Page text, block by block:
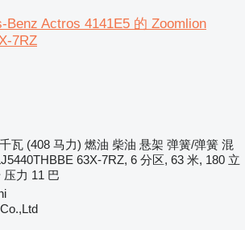
Benz Actros 4141E5 的 Zoomlion
7RZ
瓦 (408 马力) 燃油 柴油 悬架 弹簧/弹簧 混
63X-7RZ, 6 分区, 63 米, 180 立
压力 11 巴